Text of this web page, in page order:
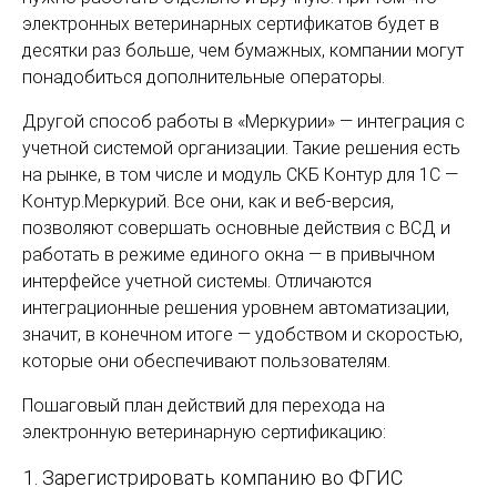
электронных ветеринарных сертификатов будет в
десятки раз больше, чем бумажных, компании могут
понадобиться дополнительные операторы.
Другой способ работы в «Меркурии» — интеграция с
учетной системой организации. Такие решения есть
на рынке, в том числе и модуль СКБ Контур для 1С —
Контур.Меркурий. Все они, как и веб-версия,
позволяют совершать основные действия с ВСД и
работать в режиме единого окна — в привычном
интерфейсе учетной системы. Отличаются
интеграционные решения уровнем автоматизации,
значит, в конечном итоге — удобством и скоростью,
которые они обеспечивают пользователям.
Пошаговый план действий для перехода на
электронную ветеринарную сертификацию:
Зарегистрировать компанию во ФГИС